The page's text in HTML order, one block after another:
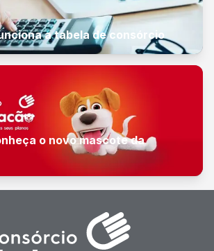
a tabela de consórcio
o novo mascote da